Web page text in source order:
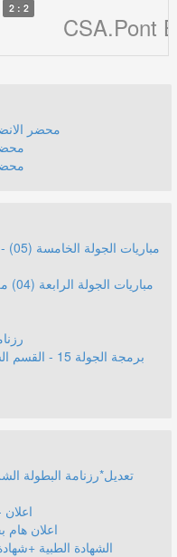
2 : 2
CSA.Pont
محضر الانضباط رقم
محضر
محضر
برمجة
*تعديل*رزنامة البطولة
اعلان هام
الشهادة الطبية